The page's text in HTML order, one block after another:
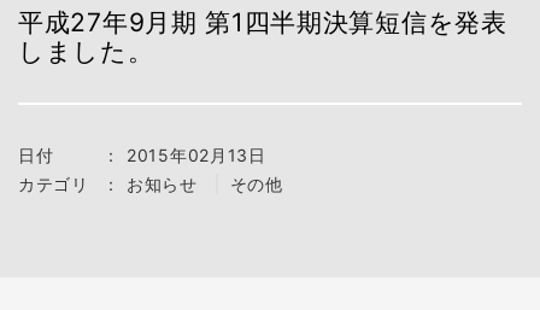
平成27年9月期 第1四半期決算短信を発表
しました。
日付 ：
2015年02月13日
カテゴリ
： お知らせ その他